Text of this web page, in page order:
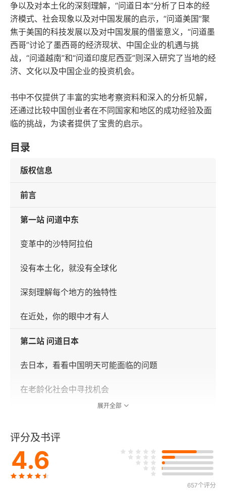
争以及对本土化的深刻理解，“问道日本”分析了日本的经
济模式、社会现象以及对中国发展的启示，“问道美国”聚
焦于美国的科技发展以及对中国发展的借鉴意义，“问道墨
西哥”讨论了墨西哥的经济现状、中国企业的机遇与挑
战，“问道越南”和“问道印度尼西亚”则深入研究了当地的经
济、文化以及中国企业的投资机会。
书中不仅提供了丰富的实地考察资料和深入的分析见解，
还通过比较中国创业者在不同国家和地区的成功经验及面
临的挑战，为读者提供了宝贵的启示。
目录
版权信息
前言
第一站 问道中东
变革中的沙特阿拉伯
没有本土化，就没有全球化
深刻理解每个地方的独特性
在近处，你的眼中才有人
第二站 问道日本
去日本，看看中国明天可能面临的问题
在老龄化社会中寻找机会
内卷的尽头，是“不一样”
东京迪士尼：“收门票的购物中心”
展开全部
评分及书评
4.6
657个评分